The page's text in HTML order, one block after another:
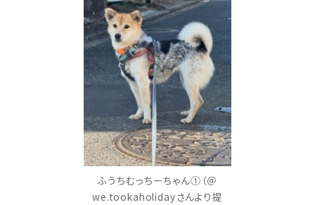
ふうちむっちーちゃん①（＠
we.tookaholidayさんより提